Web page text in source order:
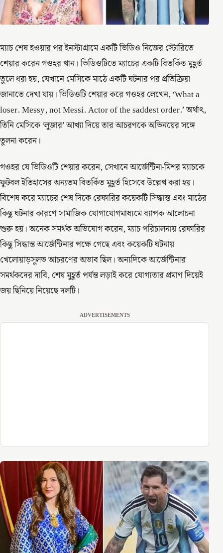
ম্যাচ শেষ হওয়ার পর ইনস্টাগ্রামে একটি ভিডিও নিজের স্টোরিতে
শেয়ার করেন গওহর খান। ভিডিওটিতে ম্যাচের একটি বিতর্কিত মুহূর্ত
তুলে ধরা হয়, যেখানে মেসিকে মাঠে একটি ঘটনার পর প্রতিক্রিয়া
জানাতে দেখা যায়। ভিডিওটি শেয়ার করে গওহর লেখেন, ‘What a
loser. Messy, not Messi. Actor of the saddest order.’ অর্থাৎ,
তিনি মেসিকে ‘লুজার’ আখ্যা দিয়ে তার আচরণকে অভিনয়ের সঙ্গে
তুলনা করেন।
গওহর যে ভিডিওটি শেয়ার করেন, সেখানে আর্জেন্টিনা-মিশর ম্যাচকে
ফুটবল ইতিহাসের অন্যতম বিতর্কিত মুহূর্ত হিসেবে উল্লেখ করা হয়।
বিশেষ করে ম্যাচের শেষ দিকে রেফারির কয়েকটি সিদ্ধান্ত এবং মাঠের
কিছু ঘটনার কারণে সামাজিক যোগাযোগমাধ্যমে ব্যাপক আলোচনা
শুরু হয়। অনেক সমর্থক অভিযোগ করেন, ম্যাচ পরিচালনায় রেফারির
কিছু সিদ্ধান্ত আর্জেন্টিনার পক্ষে গেছে এবং কয়েকটি ঘটনায়
খেলোয়াড়সুলভ আচরণের অভাব ছিল। অন্যদিকে আর্জেন্টিনার
সমর্থকদের দাবি, শেষ মুহূর্ত পর্যন্ত লড়াই করে যোগ্যতার প্রমাণ দিয়েই
জয় ছিনিয়ে নিয়েছে দলটি।
ADVERTISEMENTS